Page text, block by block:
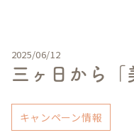
2025/06/12
三ヶ日から「
キャンペーン情報